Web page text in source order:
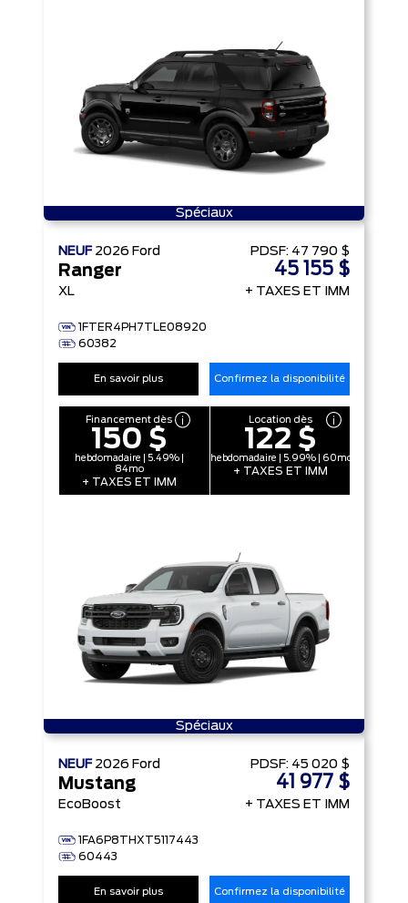
Spéciaux
NEUF 2026 Ford
Ranger
XL
1FTER4PH7TLE08920
60382
PDSF: 47 790 $
45 155 $
+ TAXES ET IMM
En savoir plus Confirmez la disponibilité
Financement dès
150 $
hebdomadaire | 5.49% |
84mo
+ TAXES ET IMM
Location dès
122 $
hebdomadaire | 5.99% | 60mo
+ TAXES ET IMM
Spéciaux
NEUF 2026 Ford
Mustang
EcoBoost
1FA6P8THXT5117443
60443
PDSF: 45 020 $
41 977 $
+ TAXES ET IMM
En savoir plus Confirmez la disponibilité